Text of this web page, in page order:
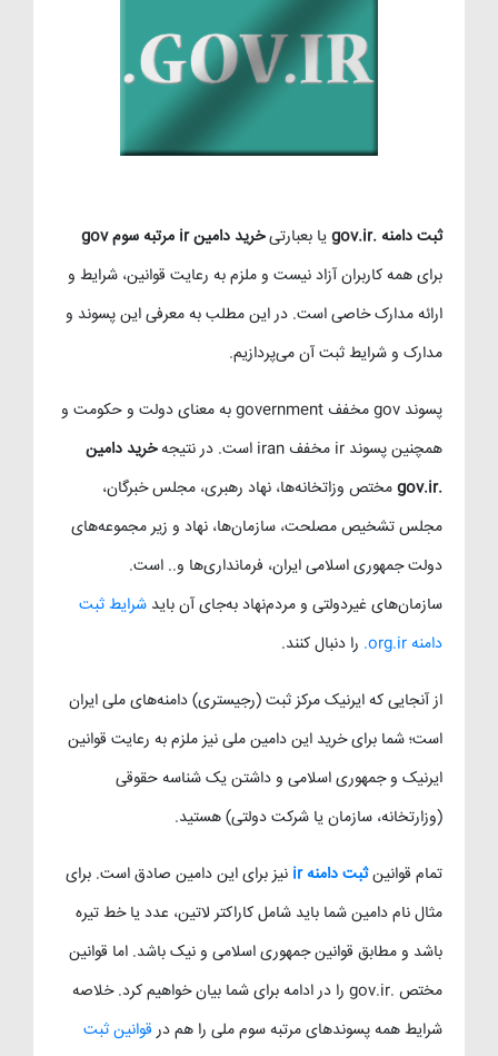
ثبت دامنه .gov.ir یا بعبارتیخرید دامین ir مرتبه سوم gov
برای همه کاربران آزاد نیست و ملزم به رعایت قوانین، شرایط و
ارائه مدارک خاصی است. در این مطلب به معرفی این پسوند و
مدارک و شرایط ثبت آن می‌پردازیم.
پسوند gov مخفف government به معنای دولت و حکومت و
همچنین پسوند ir مخفف iran است. در نتیجه
خرید دامین
.gov.ir
مختص وزاتخانه‌ها، نهاد رهبری، مجلس خبرگان،
مجلس تشخیص مصلحت، سازمان‌ها، نهاد و زیر مجموعه‌های
دولت جمهوری اسلامی ایران، فرمانداری‌ها و.. است.
سازمان‌های غیردولتی و مردم‌نهاد به‌جای آن باید شرایط ثبت
دامنه org.ir.
را دنبال کنند.
از آنجایی که ایرنیک مرکز ثبت (رجیستری) دامنه‌های ملی ایران
است؛ شما برای خرید این دامین ملی نیز ملزم به رعایت قوانین
ایرنیک و جمهوری اسلامی و داشتن یک شناسه حقوقی
(وزارتخانه، سازمان یا شرکت دولتی) هستید.
تمام قوانینثبت دامنه ir نیز برای این دامین صادق است. برای
مثال نام دامین شما باید شامل کاراکتر لاتین، عدد یا خط تیره
باشد و مطابق قوانین جمهوری اسلامی و نیک باشد. اما قوانین
مختص .gov.ir را در ادامه برای شما بیان خواهیم کرد. خلاصه
شرایط همه پسوندهای مرتبه سوم ملی را هم درقوانین ثبت